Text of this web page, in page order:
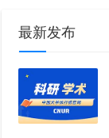
最新发布